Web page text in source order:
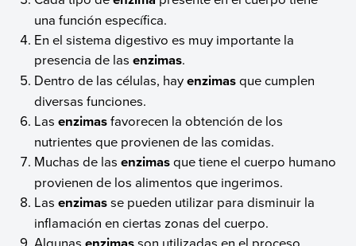
una función específica.
En el sistema digestivo es muy importante la
presencia de lasenzimas.
Dentro de las células, hayenzimasque cumplen
diversas funciones.
Lasenzimasfavorecen la obtención de los
nutrientes que provienen de las comidas.
Muchas de lasenzimasque tiene el cuerpo humano
provienen de los alimentos que ingerimos.
Lasenzimasse pueden utilizar para disminuir la
inflamación en ciertas zonas del cuerpo.
Algunas
son utilizadas en el proceso